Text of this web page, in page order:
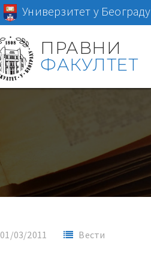
Универзитет у Београду
ПРАВНИ
ФАКУЛТЕТ
01/03/2011 Вести